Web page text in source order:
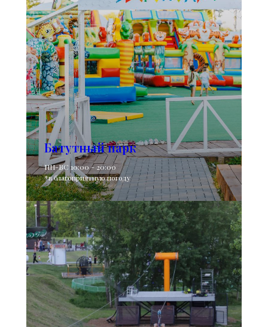
Батутный парк
ПН-ВС 10:00 - 20:00
*в благоприятную погоду